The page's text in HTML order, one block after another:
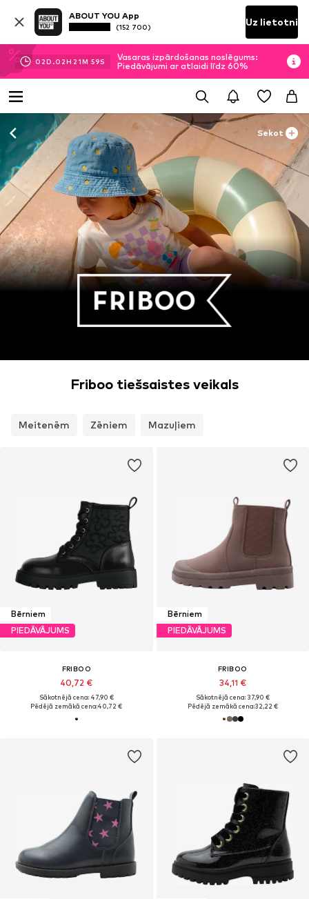
ABOUT YOU App
(152 700) Uz lietotni
02D.02H 21M 58S
Vasaras izpārdošanas noslēgums:
Piedāvājumi ar atlaidi līdz 60%
Sekot
Friboo tiešsaistes veikals
Meitenēm Zēniem Mazuļiem
Bērniem
PIEDĀVĀJUMS
FRIBOO
40,72 €
Sākotnējā cena: 47,90 €
Pēdējā zemākā cena:40,72 €
Bērniem
PIEDĀVĀJUMS
FRIBOO
34,11 €
Sākotnējā cena: 37,90 €
Pēdējā zemākā cena:32,22 €